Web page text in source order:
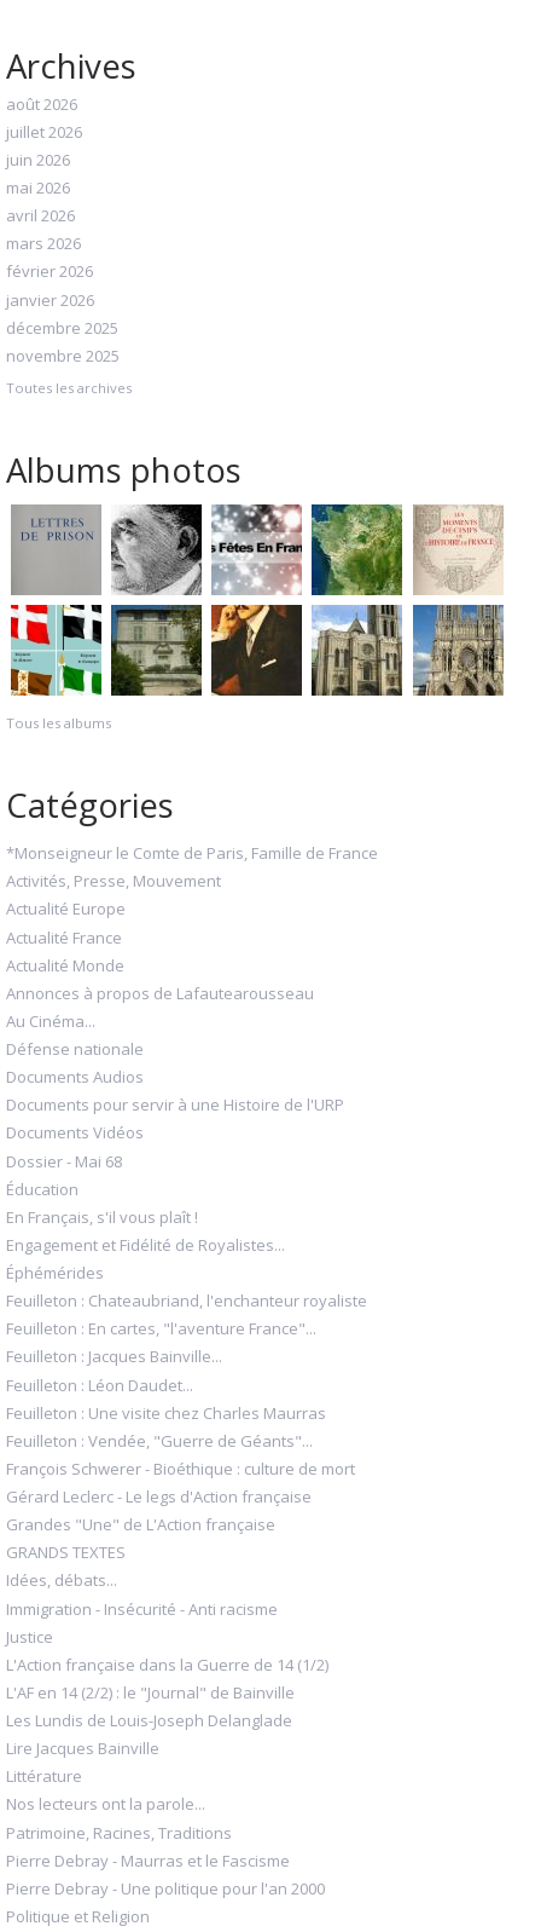
Archives
août 2026
juillet 2026
juin 2026
mai 2026
avril 2026
mars 2026
février 2026
janvier 2026
décembre 2025
novembre 2025
Toutes les archives
Albums photos
Tous les albums
Catégories
*Monseigneur le Comte de Paris, Famille de France
Activités, Presse, Mouvement
Actualité Europe
Actualité France
Actualité Monde
Annonces à propos de Lafautearousseau
Au Cinéma...
Défense nationale
Documents Audios
Documents pour servir à une Histoire de l'URP
Documents Vidéos
Dossier - Mai 68
Éducation
En Français, s'il vous plaît !
Engagement et Fidélité de Royalistes...
Éphémérides
Feuilleton : Chateaubriand, l'enchanteur royaliste
Feuilleton : En cartes, "l'aventure France"...
Feuilleton : Jacques Bainville...
Feuilleton : Léon Daudet...
Feuilleton : Une visite chez Charles Maurras
Feuilleton : Vendée, "Guerre de Géants"...
François Schwerer - Bioéthique : culture de mort
Gérard Leclerc - Le legs d'Action française
Grandes "Une" de L'Action française
GRANDS TEXTES
Idées, débats...
Immigration - Insécurité - Anti racisme
Justice
L'Action française dans la Guerre de 14 (1/2)
L'AF en 14 (2/2) : le "Journal" de Bainville
Les Lundis de Louis-Joseph Delanglade
Lire Jacques Bainville
Littérature
Nos lecteurs ont la parole...
Patrimoine, Racines, Traditions
Pierre Debray - Maurras et le Fascisme
Pierre Debray - Une politique pour l'an 2000
Politique et Religion